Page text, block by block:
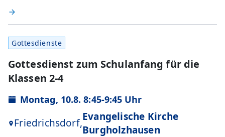
Gottesdienste
Gottesdienst zum Schulanfang für die
Klassen 2-4
Montag, 10.8. 8:45-9:45 Uhr
Friedrichsdorf,
Evangelische Kirche
Burgholzhausen